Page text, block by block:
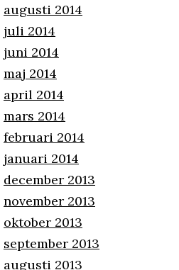
augusti 2014
juli 2014
juni 2014
maj 2014
april 2014
mars 2014
februari 2014
januari 2014
december 2013
november 2013
oktober 2013
september 2013
augusti 2013